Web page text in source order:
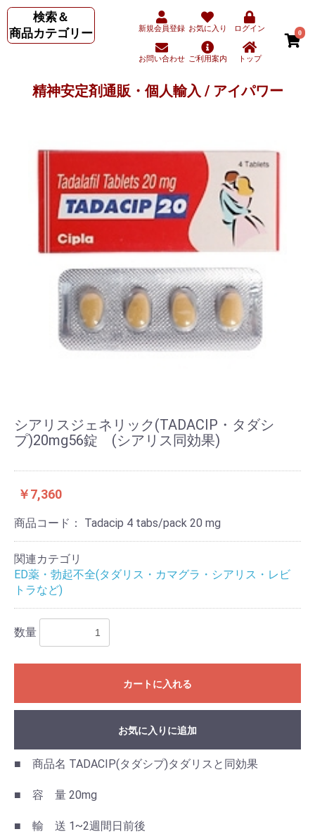
検索＆
商品カテゴリー
新規会員登録 お気に入り ログイン
お問い合わせ ご利用案内 トップ
0
精神安定剤通販・個人輸入 / アイパワー
シアリスジェネリック(TADACIP・タダシ
プ)20mg56錠 (シアリス同効果)
￥7,360
商品コード： Tadacip 4 tabs/pack 20 mg
関連カテゴリ
ED薬・勃起不全(タダリス・カマグラ・シアリス・レビ
トラなど)
数量
カートに入れる
お気に入りに追加
■ 商品名 TADACIP(タダシプ)タダリスと同効果
■ 容 量 20mg
■ 輸 送 1~2週間日前後